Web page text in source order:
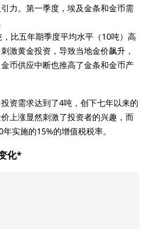
力。第一季度，埃及金条和金币需
比五年期季度平均水平（10吨）高
激黄金投资，导致当地金价飙升，
币供应中断也推高了金条和金币产
资需求达到了4吨，创下七年以来的
上涨显然刺激了投资者的兴趣，而
实施的15%的增值税税率。
化*